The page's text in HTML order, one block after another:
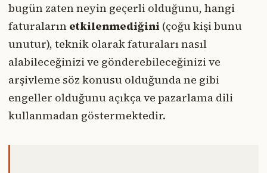
bugün zaten neyin geçerli olduğunu, hangi
faturaların etkilenmediğini (çoğu kişi bunu
unutur), teknik olarak faturaları nasıl
alabileceğinizi ve gönderebileceğinizi ve
arşivleme söz konusu olduğunda ne gibi
engeller olduğunu açıkça ve pazarlama dili
kullanmadan göstermektedir.